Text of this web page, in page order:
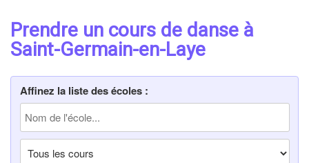
Prendre un cours de danse à
Saint-Germain-en-Laye
Affinez la liste des écoles :